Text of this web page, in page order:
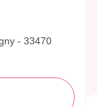
- 33470